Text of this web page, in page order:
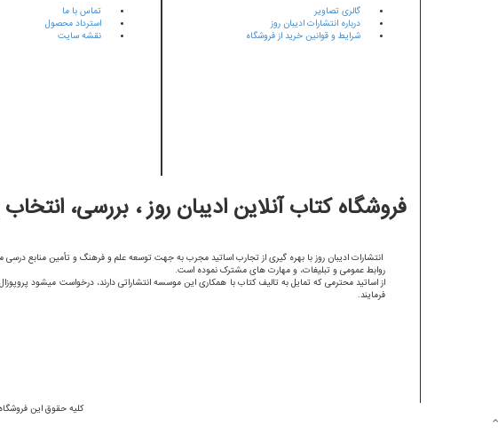
گالری تصاویر
درباره انتشارات ادیبان روز
شرایط و قوانین خرید از فروشگاه
تماس با ما
استرداد محصول
نقشه سایت
فروشگاه کتاب آنلاین ادیبان روز ، بررسی،
انتشارات ادیبان روز با بهره گیری از تجارب اساتید مجرب به جهت توسعه علم و فرهنگ و تأمین منابع
روابط عمومی و تبلیغات، و مهارت های مشترک نموده است.
از اساتید محترمی که تمایل به تالیف کتاب با همکاری این موسسه انتشاراتی دارند، درخواست میشود
فرمایند.
کلیه حقوق این